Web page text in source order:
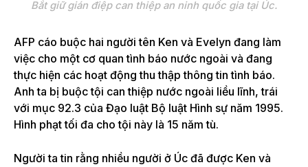
Bắt giữ gián điệp can thiệp an ninh quốc gia tại Úc.
AFP cáo buộc hai người tên Ken và Evelyn đang làm
việc cho một cơ quan tình báo nước ngoài và đang
thực hiện các hoạt động thu thập thông tin tình báo.
Anh ta bị buộc tội can thiệp nước ngoài liều lĩnh, trái
với mục 92.3 của Đạo luật Bộ luật Hình sự năm 1995.
Hình phạt tối đa cho tội này là 15 năm tù.
Người ta tin rằng nhiều người ở Úc đã được Ken và